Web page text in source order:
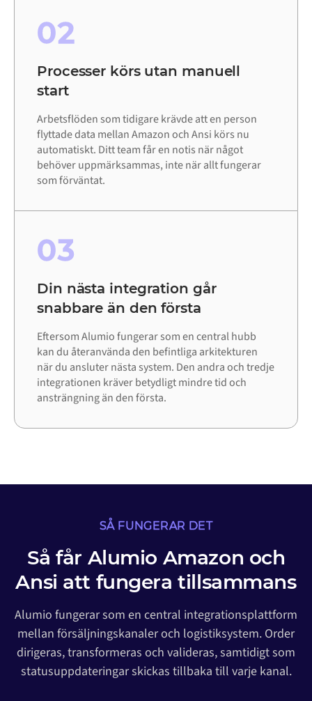
02
Processer körs utan manuell
start
Arbetsflöden som tidigare krävde att en person
flyttade data mellan Amazon och Ansi körs nu
automatiskt. Ditt team får en notis när något
behöver uppmärksammas, inte när allt fungerar
som förväntat.
03
Din nästa integration går
snabbare än den första
Eftersom Alumio fungerar som en central hubb
kan du återanvända den befintliga arkitekturen
när du ansluter nästa system. Den andra och tredje
integrationen kräver betydligt mindre tid och
ansträngning än den första.
SÅ FUNGERAR DET
Så får Alumio Amazon och
Ansi att fungera tillsammans
Alumio fungerar som en central integrationsplattform
mellan försäljningskanaler och logistiksystem. Order
dirigeras, transformeras och valideras, samtidigt som
statusuppdateringar skickas tillbaka till varje kanal.